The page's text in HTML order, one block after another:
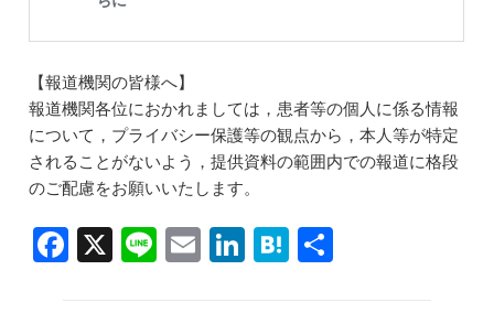
【報道機関の皆様へ】
報道機関各位におかれましては，患者等の個人に係る情報
について，プライバシー保護等の観点から，本人等が特定
されることがないよう，提供資料の範囲内での報道に格段
のご配慮をお願いいたします。
F X Li E Li H